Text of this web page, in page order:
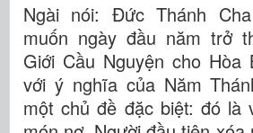
Ngài nói: Đức Thánh
muốn ngày đầu năm trở
Giới Cầu Nguyện cho Hòa
với ý nghĩa của Năm
một chủ đề đặc biệt: đó là